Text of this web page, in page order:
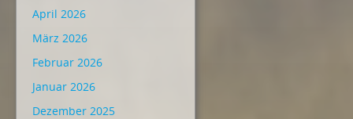
April 2026
März 2026
Februar 2026
Januar 2026
Dezember 2025